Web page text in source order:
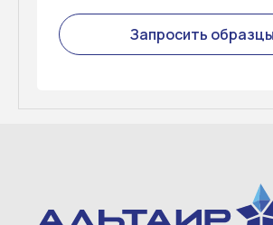
Запросить образцы